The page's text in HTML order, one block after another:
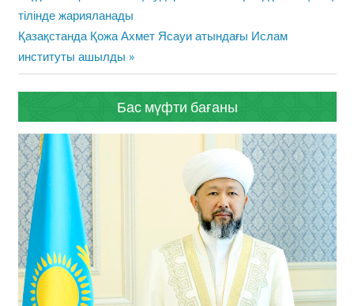
навигациясы
Post:
тілінде жарияланады
Next
Post:
Қазақстанда Қожа Ахмет Ясауи атындағы Ислам
институты ашылды
Бас мүфти бағаны